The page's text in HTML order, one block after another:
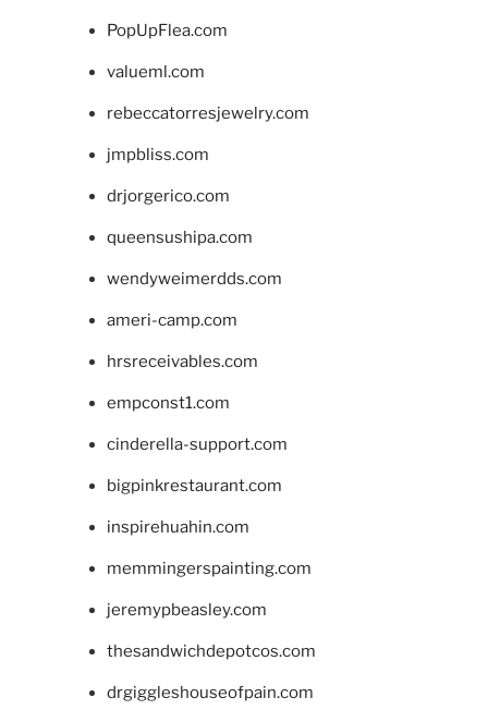
PopUpFlea.com
valueml.com
rebeccatorresjewelry.com
jmpbliss.com
drjorgerico.com
queensushipa.com
wendyweimerdds.com
ameri-camp.com
hrsreceivables.com
empconst1.com
cinderella-support.com
bigpinkrestaurant.com
inspirehuahin.com
memmingerspainting.com
jeremypbeasley.com
thesandwichdepotcos.com
drgiggleshouseofpain.com